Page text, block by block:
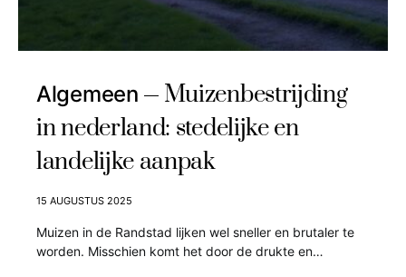
Algemeen
Muizenbestrijding
in nederland: stedelijke en
landelijke aanpak
15 AUGUSTUS 2025
Muizen in de Randstad lijken wel sneller en brutaler te
worden. Misschien komt het door de drukte en…